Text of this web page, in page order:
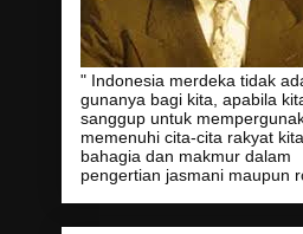
" Indonesia merdeka tidak
gunanya bagi kita, apabila
sanggup untuk
memenuhi cita-cita rakyat
bahagia dan makmur dalam
pengertian jasmani maupun